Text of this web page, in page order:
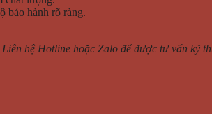
bảo hành rõ ràng.
Liên hệ Hotline hoặc Zalo để được tư vấn kỹ